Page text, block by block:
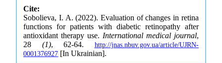
Cite:
Sobolieva, I. A. (2022). Evaluation of changes in retina
functions for patients with diabetic retinopathy after
antioxidant therapy use. International medical journal,
28 (1), 62-64. http://jnas.nbuv.gov.ua/article/UJRN-
0001376927 [In Ukrainian].